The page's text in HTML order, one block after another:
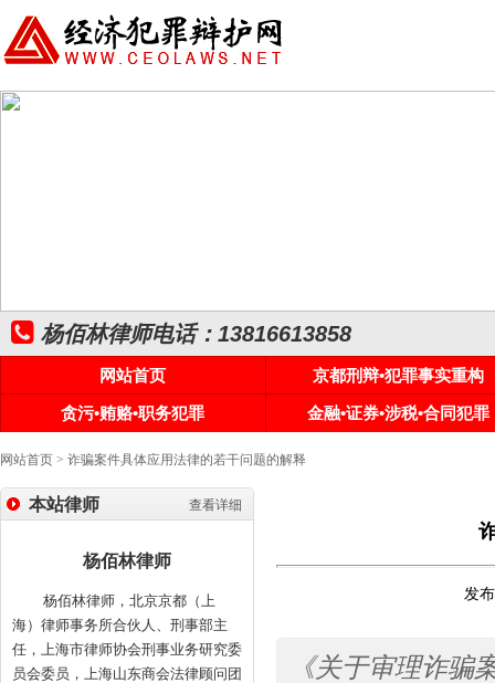
杨佰林律师电话：13816613858
网站首页
京都刑辩•犯罪事实重构
贪污•贿赂•职务犯罪
金融•证券•涉税•合同犯罪
网站首页 > 诈骗案件具体应用法律的若干问题的解释
查看详细
本站律师
杨佰林律师
杨佰林律师，北京京都（上
海）律师事务所合伙人、刑事部主
任，上海市律师协会刑事业务研究委
员会委员，上海山东商会法律顾问团
发
《关于审理诈骗